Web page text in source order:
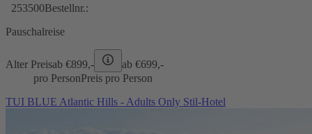
253500Bestellnr.:
Pauschalreise
Alter Preisab €899,- ab €699,-
pro PersonPreis pro Person
TUI BLUE Atlantic Hills - Adults Only Stil-Hotel